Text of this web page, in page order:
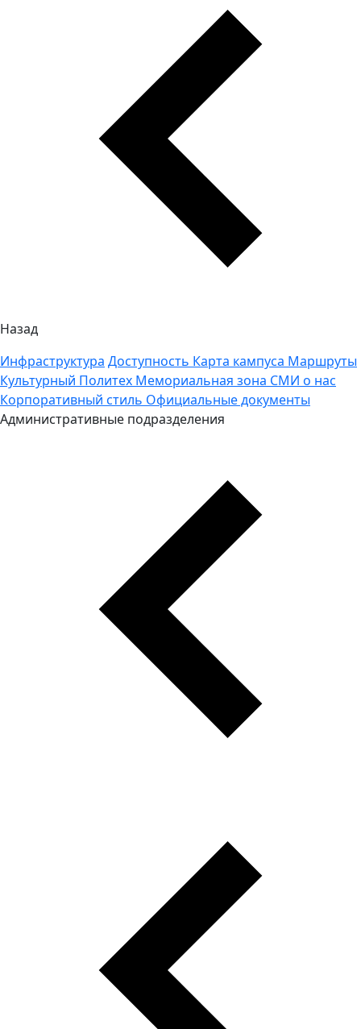
Назад
Инфраструктура Доступность Карта кампуса Маршруты
Культурный Политех Мемориальная зона СМИ о нас
Корпоративный стиль Официальные документы
Административные подразделения